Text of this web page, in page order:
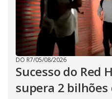
DO R7/05/08/2026
Sucesso do Red
supera 2